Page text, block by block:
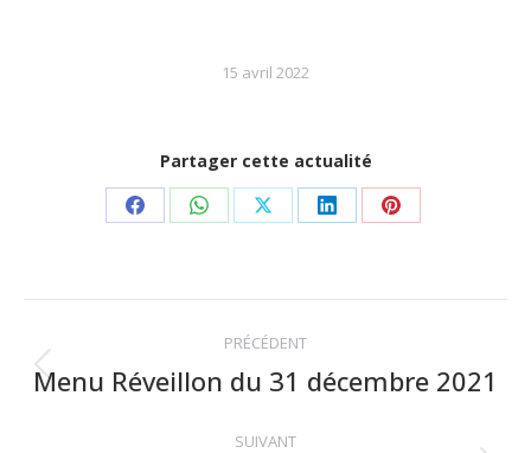
15 avril 2022
Partager cette actualité
Partager
Facebook
Partager
WhatsApp
Partager
X
Partager
LinkedIn
Partager
Pinterest
Navigation
article
PRÉCÉDENT
Article
:
Menu Réveillon du 31 décembre 2021
SUIVANT